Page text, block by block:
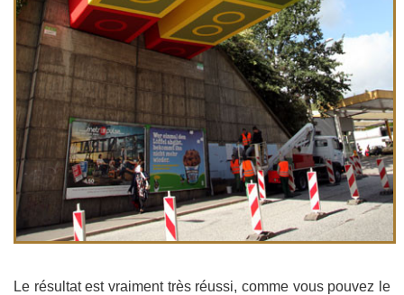
Le résultat est vraiment très réussi, comme vous pouvez le